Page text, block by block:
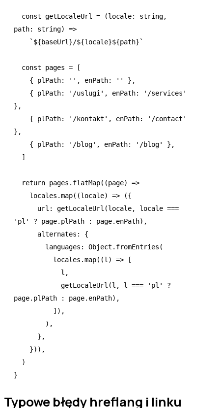
  const
getLocaleUrl = (locale: string,
path: string) =>
    `
${baseUrl }/${locale}${path} `
  const
pages = [
    { plPath
: '' , enPath: '' } ,
    { plPath
: '/uslugi' , enPath:
'/services'
} ,
    { plPath
: '/kontakt' , enPath:
'/contact'
} ,
    { plPath
: '/blog' , enPath: '/blog' } ,
  ]
  return
pages .flatMap((page) =>
    locales
.map((locale) => ({
      url
: getLocaleUrl (locale, locale ===
'pl'
? page.plPath : page.enPath) ,
      alternates
:
{
        languages
: Object .fromEntries (
          locales
.map((l) => [
            l
,
            getLocaleUrl
(l , l === 'pl'
?
page.plPath : page.enPath) ,
          ])
,
        )
,
      }
,
    }))
,
  )
}
Typowe błędy hreflang i linku